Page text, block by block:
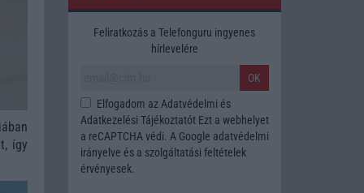
így
Feliratkozás a Telefonguru ingyenes
hírlevelére
OK
Elfogadom az Adatvédelmi és
Adatkezelési TájékoztatótEzt a webhelyet
a reCAPTCHA védi. A Google adatvédelmi
irányelve és a szolgáltatási feltételek
érvényesek.